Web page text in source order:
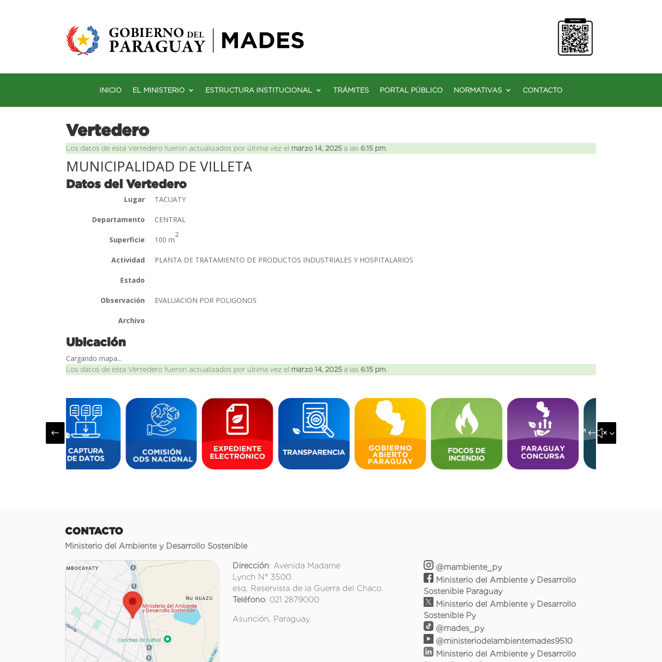
INICIO EL MINISTERIO ESTRUCTURA INSTITUCIONAL TRÁMITES PORTAL PÚBLICO NORMATIVAS CONTACTO
Vertedero
Los datos de esta Vertedero fueron actualizados por última vez el marzo 14, 2025 a las 6:15 pm
MUNICIPALIDAD DE VILLETA
Datos del Vertedero
Lugar TACUATY
Departamento CENTRAL
Superficie 100 m
2
Actividad PLANTA DE TRATAMIENTO DE PRODUCTOS INDUSTRIALES Y HOSPITALARIOS
Estado
Observación EVALUACION POR POLIGONOS
Archivo
Ubicación
Cargando mapa...
Los datos de esta Vertedero fueron actualizados por última vez el marzo 14, 2025 a las 6:15 pm
# &#x35;
CONTACTO
Ministerio del Ambiente y Desarrollo Sostenible
Dirección: Avenida Madame
Lynch N° 3500.
esq. Reservista de la Guerra del Chaco.
Teléfono: 021 2879000
Asunción, Paraguay.
@mambiente_py
Ministerio del Ambiente y Desarrollo
Sostenible Paraguay
Ministerio del Ambiente y Desarrollo
Sostenible Py
@mades_py
@ministeriodelambientemades9510
Ministerio del Ambiente y Desarrollo